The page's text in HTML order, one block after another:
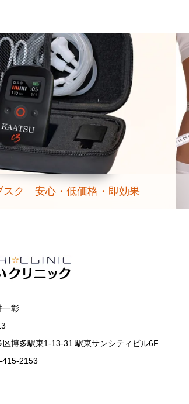
スク 安心・低価格・即効果
彰
区博多駅東1-13-31 駅東サンシティビル6F
415-2153